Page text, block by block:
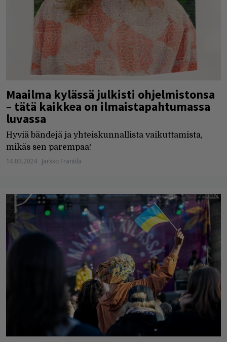
Maailma kylässä julkisti ohjelmistonsa
– tätä kaikkea on ilmaistapahtumassa
luvassa
Hyviä bändejä ja yhteiskunnallista vaikuttamista,
mikäs sen parempaa!
14.03.2024 Jarkko Fräntilä